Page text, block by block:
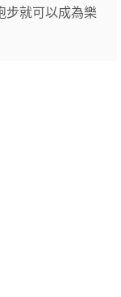
步就可以成為樂